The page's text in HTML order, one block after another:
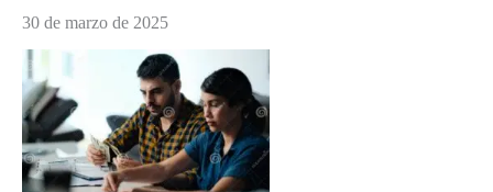
30 de marzo de 2025